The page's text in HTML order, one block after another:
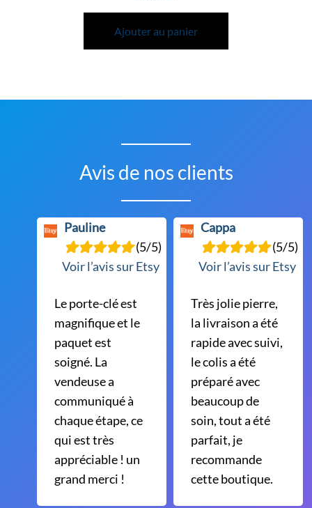
Ajouter au panier
Avis de nos clients
Pauline
(5/5)
Voir l’avis sur Etsy
Le porte-clé est
magnifique et le
paquet est
soigné. La
vendeuse a
communiqué à
chaque étape, ce
qui est très
appréciable ! un
grand merci !
Cappa
(5/5)
Voir l’avis sur Etsy
Très jolie pierre,
la livraison a été
rapide avec suivi,
le colis a été
préparé avec
beaucoup de
soin, tout a été
parfait, je
recommande
cette boutique.